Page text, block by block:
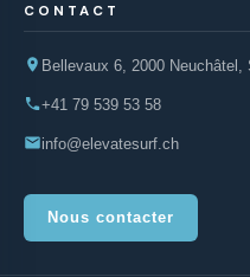
CONTACT
Bellevaux 6, 2000 Neuchâtel,
+41 79 539 53 58
info@elevatesurf.ch
Nous contacter